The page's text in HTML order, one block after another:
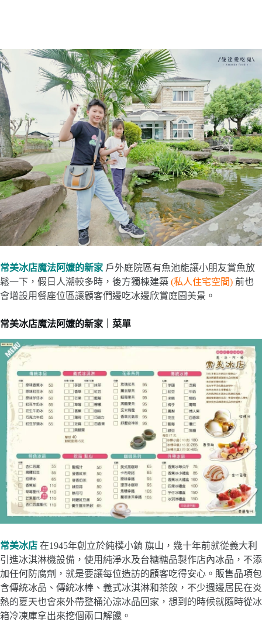
常美冰店魔法阿嬤的新家 戶外庭院區有魚池能讓小朋友賞魚放
鬆一下，假日人潮較多時，後方獨棟建築 (私人住宅空間) 前也
會增設用餐座位區讓顧客們邊吃冰邊欣賞庭園美景。
常美冰店魔法阿嬤的新家｜菜單
常美冰店 在1945年創立於純樸小鎮 旗山，幾十年前就從義大利
引進冰淇淋機設備，使用純淨水及台糖糖品製作店內冰品，不添
加任何防腐劑，就是要讓每位造訪的顧客吃得安心。販售品項包
含傳統冰品、傳統冰棒、義式冰淇淋和茶飲，不少週邊居民在炎
熱的夏天也會來外帶整桶沁涼冰品回家，想到的時候就隨時從冰
箱冷凍庫拿出來挖個兩口解饞。